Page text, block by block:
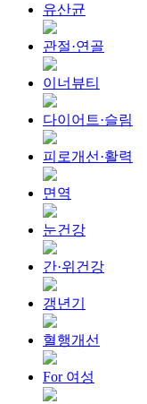
유산균
관절·연골
이너뷰티
다이어트·슬림
피로개선·활력
면역
눈건강
간·위건강
갱년기
혈행개선
For 여성